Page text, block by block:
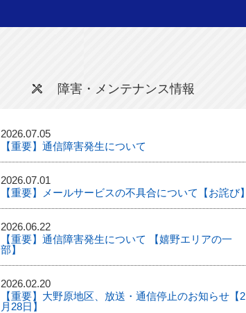
障害・メンテナンス情報
2026.07.05
【重要】通信障害発生について
2026.07.01
【重要】メールサービスの不具合について【お詫び】
2026.06.22
【重要】通信障害発生について 【嬉野エリアの一
部】
2026.02.20
【重要】大野原地区、放送・通信停止のお知らせ【2
月28日】